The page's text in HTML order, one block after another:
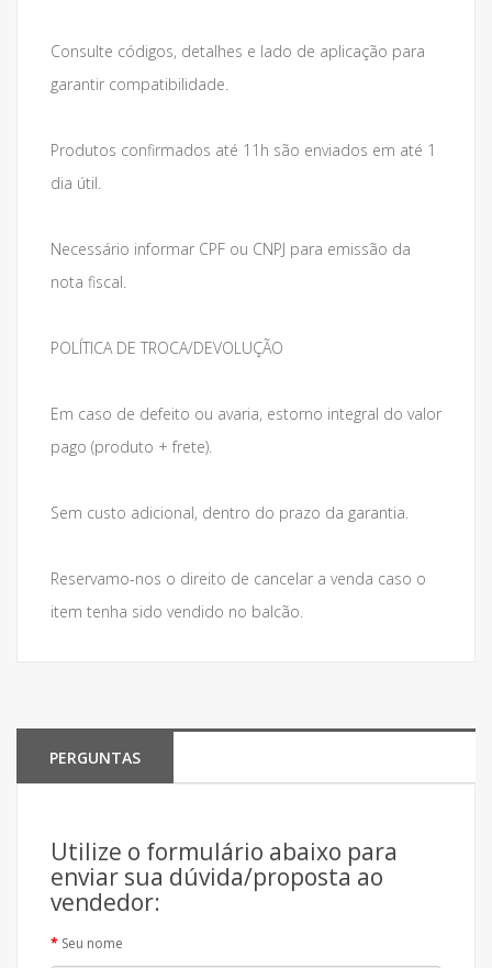
Consulte códigos, detalhes e lado de aplicação para
garantir compatibilidade.
Produtos confirmados até 11h são enviados em até 1
dia útil.
Necessário informar CPF ou CNPJ para emissão da
nota fiscal.
POLÍTICA DE TROCA/DEVOLUÇÃO
Em caso de defeito ou avaria, estorno integral do valor
pago (produto + frete).
Sem custo adicional, dentro do prazo da garantia.
Reservamo-nos o direito de cancelar a venda caso o
item tenha sido vendido no balcão.
PERGUNTAS
Utilize o formulário abaixo para
enviar sua dúvida/proposta ao
vendedor:
Seu nome